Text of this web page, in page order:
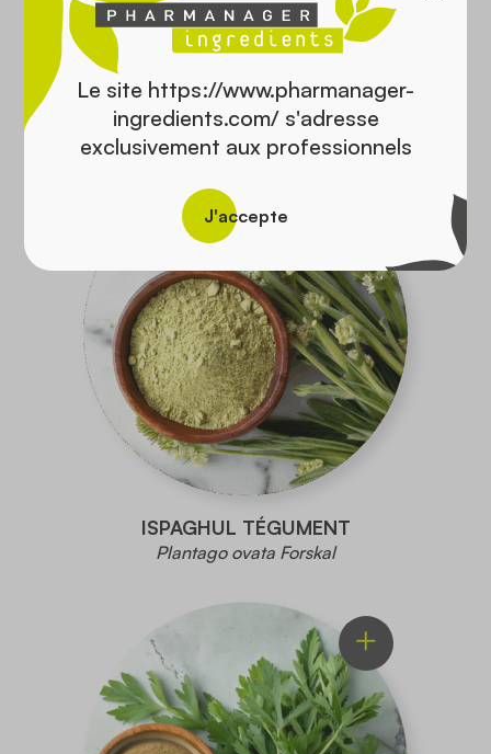
GENTIANE RACINE
Gentiana lutea L.
ISPAGHUL TÉGUMENT
Plantago ovata Forskal
Le site https://www.pharmanager-
ingredients.com/ s'adresse
exclusivement aux professionnels
J'accepte